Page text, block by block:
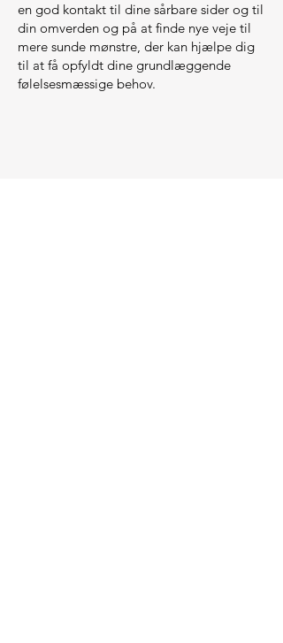
en god kontakt til dine sårbare sider og til
din omverden og på at finde nye veje til
mere sunde mønstre, der kan hjælpe dig
til at få opfyldt dine grundlæggende
følelsesmæssige behov.